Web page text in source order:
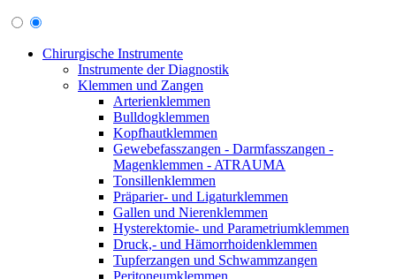
Chirurgische Instrumente
Instrumente der Diagnostik
Klemmen und Zangen
Arterienklemmen
Bulldogklemmen
Kopfhautklemmen
Gewebefasszangen - Darmfasszangen -
Magenklemmen - ATRAUMA
Tonsillenklemmen
Präparier- und Ligaturklemmen
Gallen und Nierenklemmen
Hysterektomie- und Parametriumklemmen
Druck,- und Hämorrhoidenklemmen
Tupferzangen und Schwammzangen
Peritoneumklemmen